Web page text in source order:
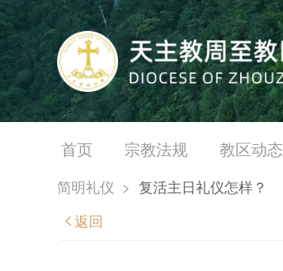
首页 宗教法规 教区动态
简明礼仪 > 复活主日礼仪怎样？
返回